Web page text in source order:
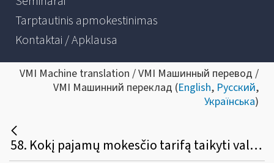
Tarptautinis apmokestinimas
Kontaktai / Apklausa
VMI Machine translation / VMI Машинный перевод /
VMI Машинний переклад (English, Русский,
Українська)
58. Kokį pajamų mokesčio tarifą taikyti valstybės tarnautojams, pareigūnams ir kitiems asmenims, kuriems už darbą apmokama iš valstybės ir savivaldybės lėšų, 2019 m. išmokamai darbo užmokesčio, sumažinto dėl ekonomikos krizės, daliai (25 procentų apskaičiuotos sumos)?